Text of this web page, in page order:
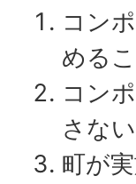
コン
める
コン
さな
町が